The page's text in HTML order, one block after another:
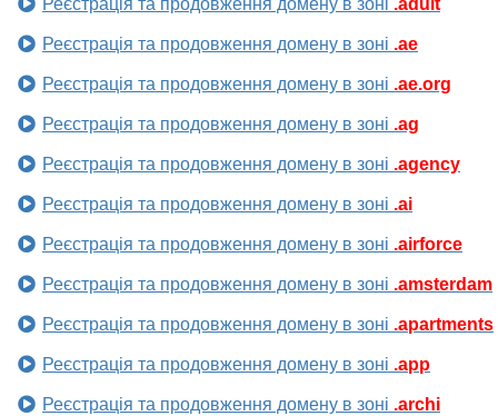
Реєстрація та продовження домену в зоні .adult
Реєстрація та продовження домену в зоні .ae
Реєстрація та продовження домену в зоні .ae.org
Реєстрація та продовження домену в зоні .ag
Реєстрація та продовження домену в зоні .agency
Реєстрація та продовження домену в зоні .ai
Реєстрація та продовження домену в зоні .airforce
Реєстрація та продовження домену в зоні .amsterdam
Реєстрація та продовження домену в зоні .apartments
Реєстрація та продовження домену в зоні .app
Реєстрація та продовження домену в зоні .archi